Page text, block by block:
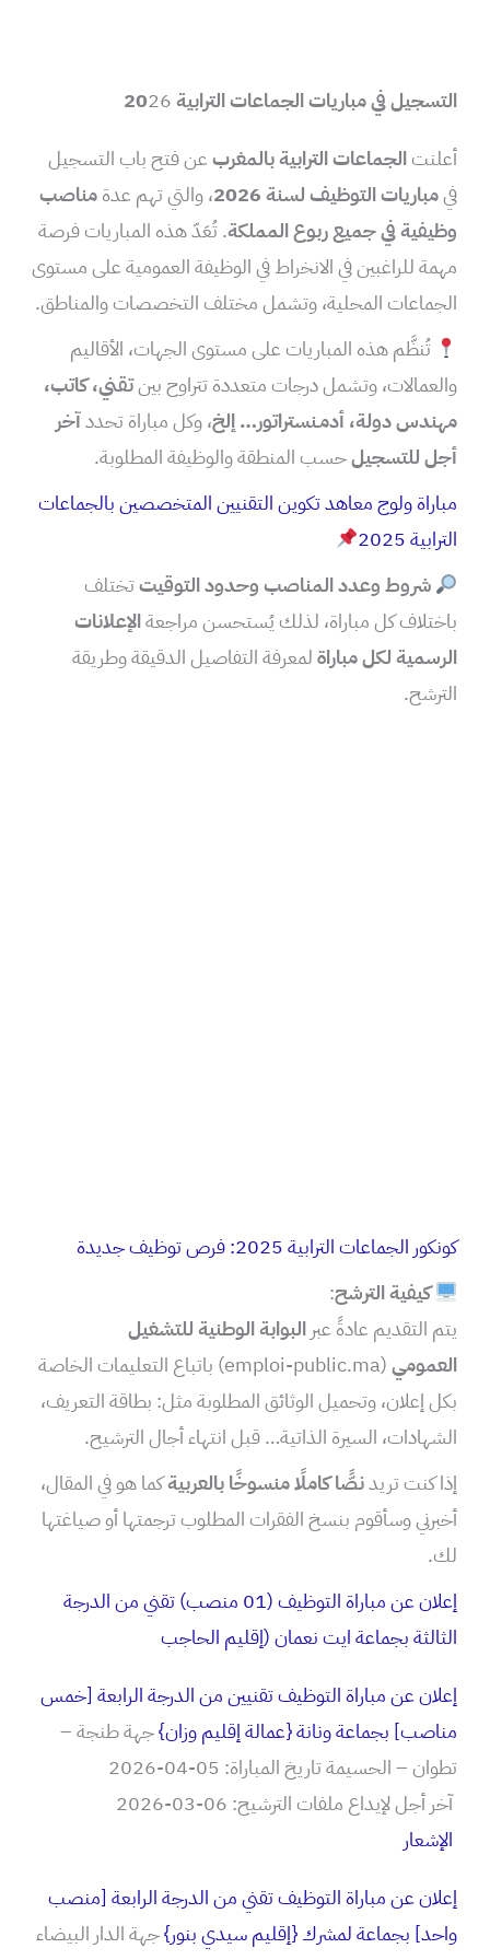
التسجيل في مباريات الجماعات الترابية 2026
أعلنتالجماعات الترابية بالمغربعن فتح باب التسجيل
فيمباريات التوظيف لسنة 2026 ، والتي تهم عدةمناصب
وظيفية في جميع ربوع المملكة. تُعَدّ هذه المباريات فرصة
مهمة للراغبين في الانخراط في الوظيفة العمومية على مستوى
الجماعات المحلية، وتشمل مختلف التخصصات والمناطق.
تُنظَّم هذه المباريات على مستوى الجهات، الأقاليم
والعمالات، وتشمل درجات متعددة تتراوح بينتقني، كاتب،
مهندس دولة، أدمـنستراتور… إلخ، وكل مباراة تحددآخر
أجل للتسجيلحسب المنطقة والوظيفة المطلوبة.
مباراة ولوج معاهد تكوين التقنيين المتخصصين بالجماعات
الترابية 2025
شروط وعدد المناصب وحدود التوقيتتختلف
باختلاف كل مباراة، لذلك يُستحسن مراجعةالإعلانات
الرسمية لكل مباراةلمعرفة التفاصيل الدقيقة وطريقة
الترشح.
كونكور الجماعات الترابية 2025: فرص توظيف جديدة
كيفية الترشح:
يتم التقديم عادةً عبر البوابة الوطنية للتشغيل
العمومي
(emploi-public.ma) باتباع التعليمات الخاصة
بكل إعلان، وتحميل الوثائق المطلوبة مثل: بطاقة التعريف،
الشهادات، السيرة الذاتية… قبل انتهاء أجال الترشيح.
إذا كنت تريدنصًّا كاملًا منسوخًا بالعربيةكما هو في المقال،
أخبرني وسأقوم بنسخ الفقرات المطلوب ترجمتها أو صياغتها
لك.
إعلان عن مباراة التوظيف (01 منصب) تقني من الدرجة
الثالثة بجماعة ايت نعمان (إقليم الحاجب
إعلان عن مباراة التوظيف تقنيين من الدرجة الرابعة [خمس
مناصب] بجماعة ونانة {عمالة إقليم وزان}جهة طنجة –
تطوان – الحسيمة تاريخ المباراة: 05-04-2026
آخر أجل لإيداع ملفات الترشيح: 06-03-2026
الإشعار
إعلان عن مباراة التوظيف تقني من الدرجة الرابعة [منصب
واحد] بجماعة لمشرك {إقليم سيدي بنور}جهة الدار البيضاء